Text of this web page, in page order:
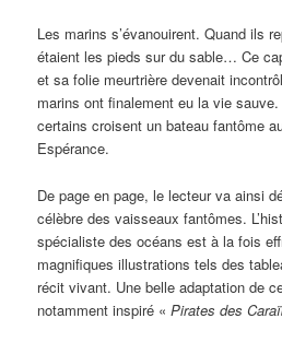
Les marins s’évanouirent. Quand ils
étaient les pieds sur du sable… Ce
et sa folie meurtrière devenait
marins ont finalement eu la vie
certains croisent un bateau fantôme
Espérance.
De page en page, le lecteur va ainsi
célèbre des vaisseaux fantômes.
spécialiste des océans est à la fois
magnifiques illustrations tels des
récit vivant. Une belle adaptation de
notamment inspiré «Pirates des